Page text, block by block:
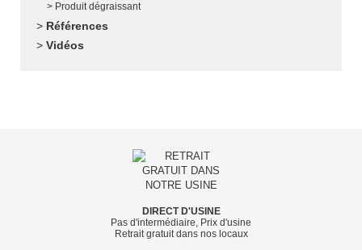
Produit dégraissant
Références
Vidéos
DIRECT D'USINE
Pas d'intermédiaire, Prix d'usine
Retrait gratuit dans nos locaux